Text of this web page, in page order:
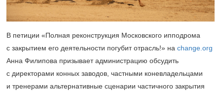
В петиции «Полная реконструкция Московского ипподрома
с закрытием его деятельности погубит отрасль!» на change.org
Анна Филипова призывает администрацию обсудить
с директорами конных заводов, частными коневладельцами
и тренерами альтернативные сценарии частичного закрытия